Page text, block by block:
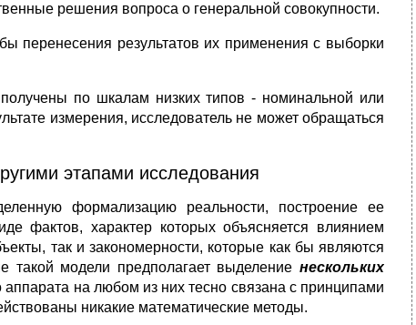
решения вопроса о генеральной совокупности.
перенесения результатов их применения с выборки
по шкалам низких типов - номинальной или
измерения, исследователь не может обращаться
этапами исследования
формализацию реальности, построение ее
фактов, характер которых объясняется влиянием
так и закономерности, которые как бы являются
модели предполагает выделение нескольких
аппарата на любом из них тесно связана с принципами
никакие математические методы.